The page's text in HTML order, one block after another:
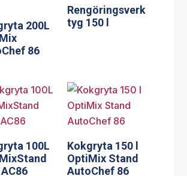
200L
86
Rengöringsverk
tyg 150 l
100L
Kokgryta 150 l
OptiMix Stand
AutoChef 86